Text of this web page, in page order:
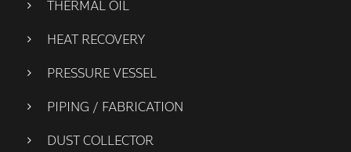
THERMAL OIL
HEAT RECOVERY
PRESSURE VESSEL
PIPING / FABRICATION
DUST COLLECTOR